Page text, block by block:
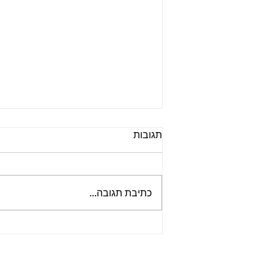
תגובות
כתיבת תגובה...